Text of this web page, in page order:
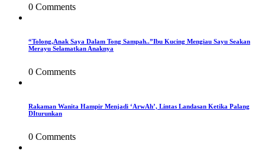
0 Comments
“Tolong,Anak Saya Dalam Tong Sampah..”Ibu Kucing Mengiau Sayu Seakan
Merayu Selamatkan Anaknya
0 Comments
Rakaman Wanita Hampir Menjadi ‘ArwAh’, Lintas Landasan Ketika Palang
DIturunkan
0 Comments